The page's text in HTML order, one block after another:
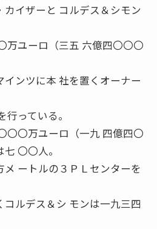
イザーと コルデス＆シモン
万ユーロ（三五 六億四〇〇〇
ンツに本 社を置くオーナー
っている。
〇〇万ユーロ（一九 四億四〇
〇〇人。
ートルの３ＰＬセンターを
ルデス＆シ モンは一九三四